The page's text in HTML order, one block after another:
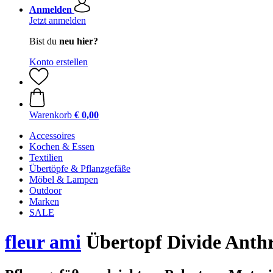
Anmelden
Jetzt anmelden
Bist du neu hier?
Konto erstellen
Warenkorb € 0,00
Accessoires
Kochen & Essen
Textilien
Übertöpfe & Pflanzgefäße
Möbel & Lampen
Outdoor
Marken
SALE
fleur ami Übertopf Divide